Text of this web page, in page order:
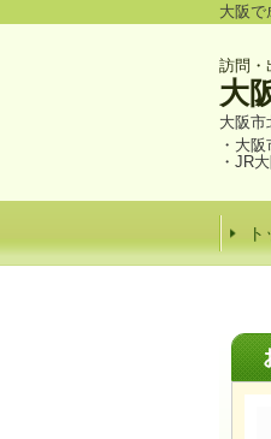
大阪で
訪問・
大
大阪
・大
・JR